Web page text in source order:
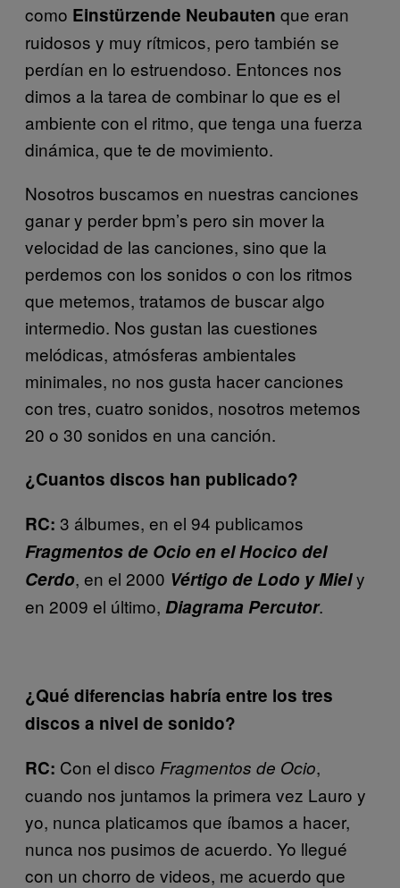
como Einstürzende Neubauten que eran
ruidosos y muy rítmicos, pero también se
perdían en lo estruendoso. Entonces nos
dimos a la tarea de combinar lo que es el
ambiente con el ritmo, que tenga una fuerza
dinámica, que te de movimiento.
Nosotros buscamos en nuestras canciones
ganar y perder bpm’s pero sin mover la
velocidad de las canciones, sino que la
perdemos con los sonidos o con los ritmos
que metemos, tratamos de buscar algo
intermedio. Nos gustan las cuestiones
melódicas, atmósferas ambientales
minimales, no nos gusta hacer canciones
con tres, cuatro sonidos, nosotros metemos
20 o 30 sonidos en una canción.
¿Cuantos discos han publicado?
RC: 3 álbumes, en el 94 publicamos
Fragmentos de Ocio en el Hocico del
Cerdo, en el 2000 Vértigo de Lodo y Miely
en 2009 el último, Diagrama Percutor.
¿Qué diferencias habría entre los tres
discos a nivel de sonido?
RC: Con el disco Fragmentos de Ocio,
cuando nos juntamos la primera vez Lauro y
yo, nunca platicamos que íbamos a hacer,
nunca nos pusimos de acuerdo. Yo llegué
con un chorro de videos, me acuerdo que